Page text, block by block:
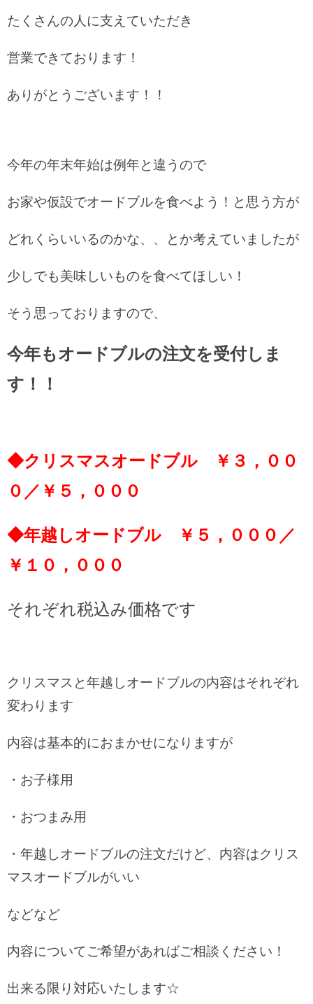
たくさんの人に支えていただき
営業できております！
ありがとうございます！！
今年の年末年始は例年と違うので
お家や仮設でオードブルを食べよう！と思う方が
どれくらいいるのかな、、とか考えていましたが
少しでも美味しいものを食べてほしい！
そう思っておりますので、
今年もオードブルの注文を受付しま
す！！
◆クリスマスオードブル ￥３，００
０／￥５，０００
◆年越しオードブル ￥５，０００／
￥１０，０００
それぞれ税込み価格です
クリスマスと年越しオードブルの内容はそれぞれ
変わります
内容は基本的におまかせになりますが
・お子様用
・おつまみ用
・年越しオードブルの注文だけど、内容はクリス
マスオードブルがいい
などなど
内容についてご希望があればご相談ください！
出来る限り対応いたします☆